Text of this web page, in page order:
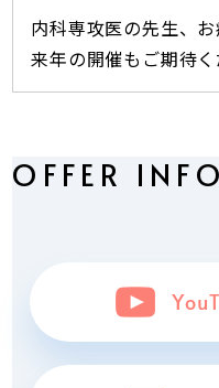
内科専攻医の先生、
来年の開催もご期待く
OFFER